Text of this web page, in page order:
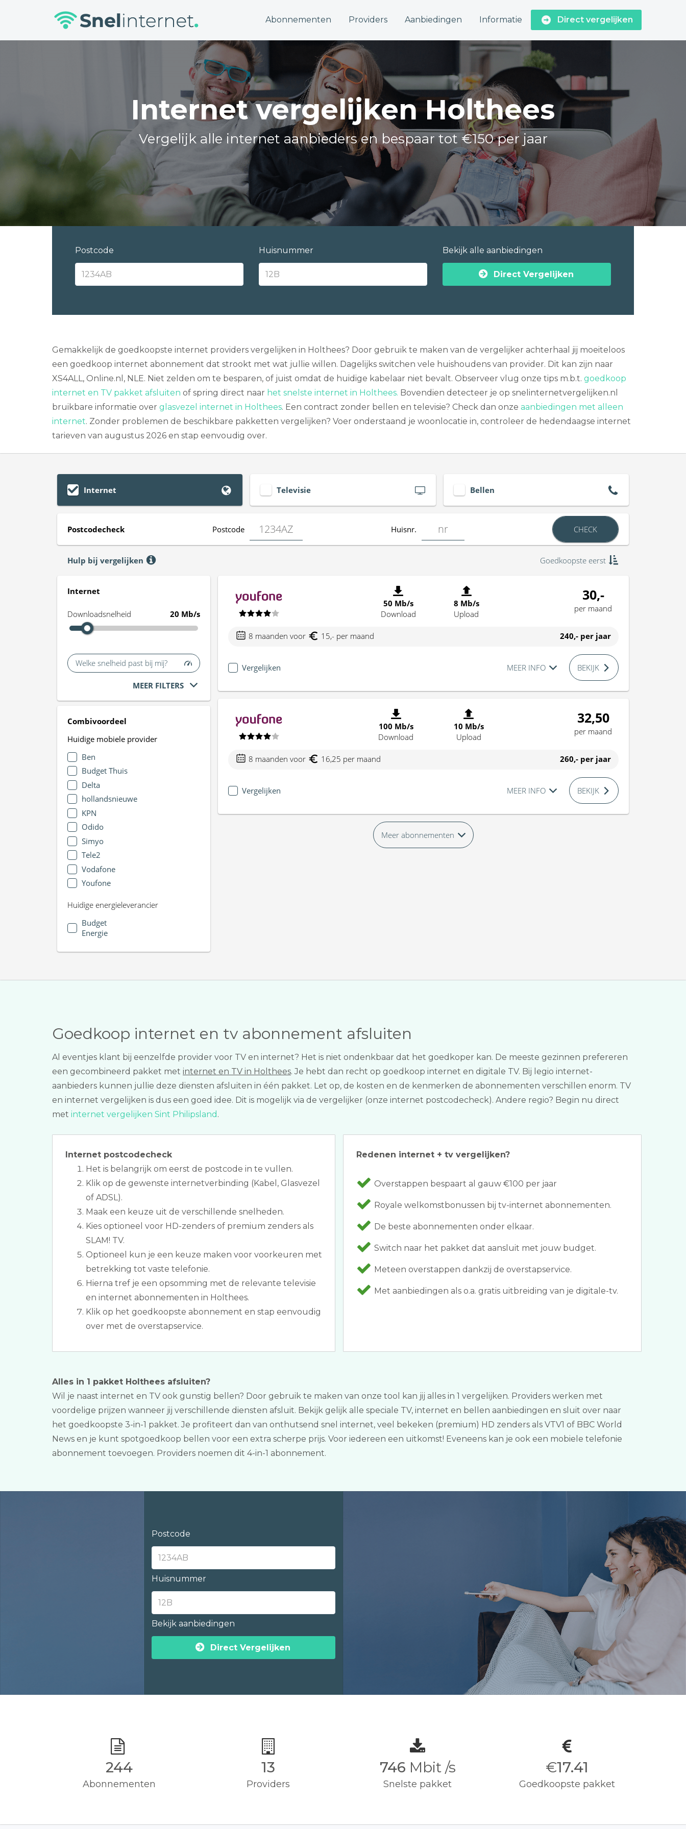
Abonnementen Providers Aanbiedingen Informatie Direct vergelijken
Skip
to
content
Internet vergelijken Holthees
Vergelijk alle internet aanbieders en bespaar tot €150 per jaar
Postcode Huisnummer Bekijk alle aanbiedingen
Direct Vergelijken
Gemakkelijk de goedkoopste internet providers vergelijken in Holthees? Door gebruik te maken van de vergelijker achterhaal jij moeiteloos
een goedkoop internet abonnement dat strookt met wat jullie willen. Dagelijks switchen vele huishoudens van provider. Dit kan zijn naar
XS4ALL, Online.nl, NLE. Niet zelden om te besparen, of juist omdat de huidige kabelaar niet bevalt. Observeer vlug onze tips m.b.t. goedkoop
internet en TV pakket afsluiten of spring direct naar het snelste internet in Holthees. Bovendien detecteer je op snelinternetvergelijken.nl
bruikbare informatie over glasvezel internet in Holthees. Een contract zonder bellen en televisie? Check dan onze aanbiedingen met alleen
internet. Zonder problemen de beschikbare pakketten vergelijken? Voer onderstaand je woonlocatie in, controleer de hedendaagse internet
tarieven van augustus 2026 en stap eenvoudig over.
Internet Televisie Bellen
Postcodecheck Postcode Huisnr. CHECK
Hulp bij vergelijken Goedkoopste eerst
Internet
Downloadsnelheid 20 Mb/s
Welke snelheid past bij mij?
MEER FILTERS
Combivoordeel
Huidige mobiele provider
Ben
Budget Thuis
Delta
hollandsnieuwe
KPN
Odido
Simyo
Tele2
Vodafone
Youfone
Huidige energieleverancier
Budget
Energie
50 Mb/s
Download
8 Mb/s
Upload
30,-
per maand
8 maanden voor 15,- per maand 240,- per jaar
Vergelijken MEER INFO BEKIJK
100 Mb/s
Download
10 Mb/s
Upload
32,50
per maand
8 maanden voor 16,25 per maand 260,- per jaar
Vergelijken MEER INFO BEKIJK
Meer abonnementen
Goedkoop internet en tv abonnement afsluiten
Al eventjes klant bij eenzelfde provider voor TV en internet? Het is niet ondenkbaar dat het goedkoper kan. De meeste gezinnen prefereren
een gecombineerd pakket met internet en TV in Holthees. Je hebt dan recht op goedkoop internet en digitale TV. Bij legio internet-
aanbieders kunnen jullie deze diensten afsluiten in één pakket. Let op, de kosten en de kenmerken de abonnementen verschillen enorm. TV
en internet vergelijken is dus een goed idee. Dit is mogelijk via de vergelijker (onze internet postcodecheck). Andere regio? Begin nu direct
met internet vergelijken Sint Philipsland .
Internet postcodecheck
Het is belangrijk om eerst de postcode in te vullen.
Klik op de gewenste internetverbinding (Kabel, Glasvezel
of ADSL).
Maak een keuze uit de verschillende snelheden.
Kies optioneel voor HD-zenders of premium zenders als
SLAM! TV.
Optioneel kun je een keuze maken voor voorkeuren met
betrekking tot vaste telefonie.
Hierna tref je een opsomming met de relevante televisie
en internet abonnementen in Holthees.
Klik op het goedkoopste abonnement en stap eenvoudig
over met de overstapservice.
Redenen internet + tv vergelijken?
Overstappen bespaart al gauw €100 per jaar
Royale welkomstbonussen bij tv-internet abonnementen.
De beste abonnementen onder elkaar.
Switch naar het pakket dat aansluit met jouw budget.
Meteen overstappen dankzij de overstapservice.
Met aanbiedingen als o.a. gratis uitbreiding van je digitale-tv.
Alles in 1 pakket Holthees afsluiten?
Wil je naast internet en TV ook gunstig bellen? Door gebruik te maken van onze tool kan jij alles in 1 vergelijken. Providers werken met
voordelige prijzen wanneer jij verschillende diensten afsluit. Bekijk gelijk alle speciale TV, internet en bellen aanbiedingen en sluit over naar
het goedkoopste 3-in-1 pakket. Je profiteert dan van onthutsend snel internet, veel bekeken (premium) HD zenders als VTV1 of BBC World
News en je kunt spotgoedkoop bellen voor een extra scherpe prijs. Voor iedereen een uitkomst! Eveneens kan je ook een mobiele telefonie
abonnement toevoegen. Providers noemen dit 4-in-1 abonnement.
Postcode
Huisnummer
Bekijk aanbiedingen
Direct Vergelijken
245
Abonnementen
13
Providers
750 Mbit /s
Snelste pakket
€17.50
Goedkoopste pakket